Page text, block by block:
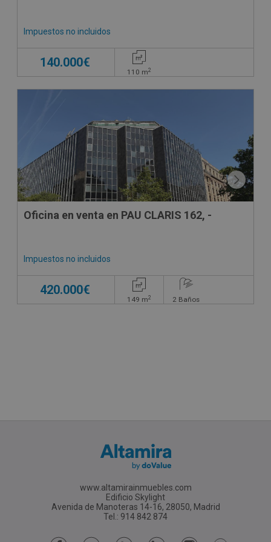
Impuestos no incluidos
140.000€
110 m2
Oficina en venta en PAU CLARIS 162, -
Impuestos no incluidos
420.000€
149 m2 2 Baños
www.altamirainmuebles.com
Edificio Skylight
Avenida de Manoteras 14-16, 28050, Madrid
Tel.: 914 842 874